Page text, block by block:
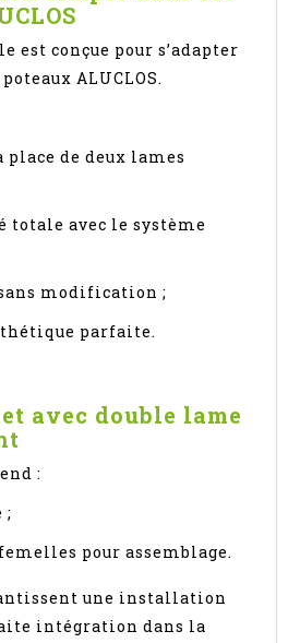
est conçue pour s’adapter
ALUCLOS.
de deux lames
avec le système
modification ;
parfaite.
avec double lame
:
;
pour assemblage.
une installation
intégration dans la